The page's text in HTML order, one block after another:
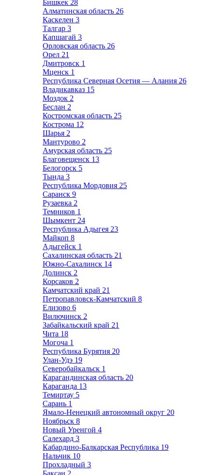
Бишкек 28
Алматинская область 26
Каскелен 3
Талгар 3
Капшагай 3
Орловская область 26
Орел 21
Дмитровск 1
Мценск 1
Республика Северная Осетия — Алания 26
Владикавказ 15
Моздок 2
Беслан 2
Костромская область 25
Кострома 12
Шарья 2
Мантурово 2
Амурская область 25
Благовещенск 13
Белогорск 5
Тында 3
Республика Мордовия 25
Саранск 9
Рузаевка 2
Темников 1
Шымкент 24
Республика Адыгея 23
Майкоп 8
Адыгейск 1
Сахалинская область 21
Южно-Сахалинск 14
Долинск 2
Корсаков 2
Камчатский край 21
Петропавловск-Камчатский 8
Елизово 6
Вилючинск 2
Забайкальский край 21
Чита 18
Могоча 1
Республика Бурятия 20
Улан-Удэ 19
Северобайкальск 1
Карагандинская область 20
Караганда 13
Темиртау 5
Сарань 1
Ямало-Ненецкий автономный округ 20
Ноябрьск 8
Новый Уренгой 4
Салехард 3
Кабардино-Балкарская Республика 19
Нальчик 10
Прохладный 3
Баксан 2